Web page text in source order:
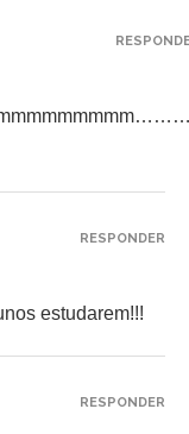
estudarem!!!
RESPONDER
RESPONDER